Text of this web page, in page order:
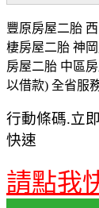
豐原房屋二胎
棲房屋二胎 神
房屋二胎 中區
以借款) 全省服
行動條碼.立
快速
請點我